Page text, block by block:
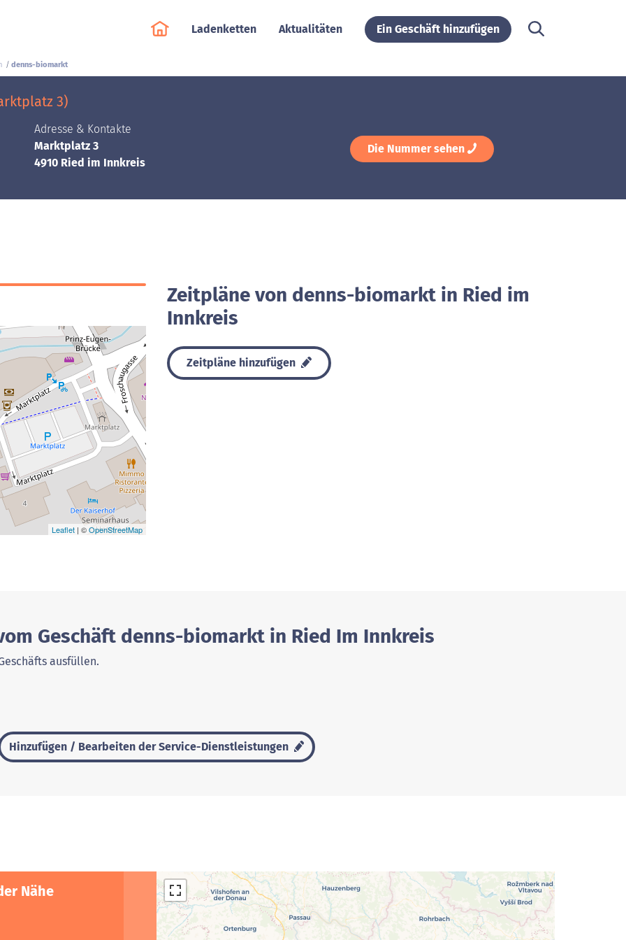
Ladenketten Aktualitäten Ein Geschäft hinzufügen
denns-biomarkt
3)
Adresse & Kontakte
Marktplatz 3
4910 Ried im Innkreis
Die Nummer sehen
Leaflet | ©OpenStreetMap
Zeitpläne von denns-biomarkt in Ried im
Innkreis
Zeitpläne hinzufügen
Geschäft denns-biomarkt in Ried Im Innkreis
ausfüllen.
Hinzufügen / Bearbeiten der Service-Dienstleistungen
Nähe